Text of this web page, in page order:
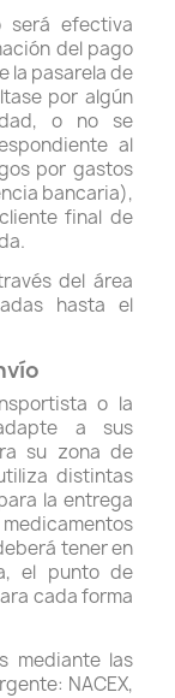
será efectiva
del pago
la pasarela de
por algún
o no se
al
por gastos
bancaria),
final de
del área
hasta el
o la
a sus
su zona de
distintas
la entrega
tener en
el punto de
cada forma
mediante las
NACEX,